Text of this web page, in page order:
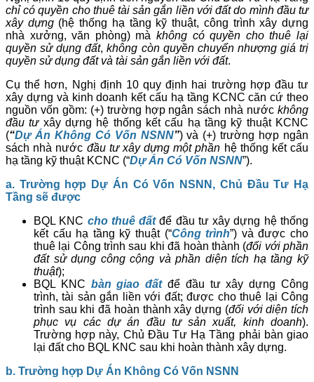
chỉ có quyền cho thuê tài sản gắn liền với đất do mình đầu tư
xây dựng(hệ thống hạ tầng kỹ thuật, công trình xây dựng
nhà xưởng, văn phòng) mà không có quyền cho thuê lại
quyền sử dụng đất,không còn quyền chuyển nhượng giá trị
quyền sử dụng đất và tài sản gắn liền với đất.
Cụ thể hơn, Nghị định 10 quy định hai trường hợp đầu tư
xây dựng và kinh doanh kết cấu hạ tầng KCNC căn cứ theo
nguồn vốn gồm: (+) trường hợp ngân sách nhà nước không
đầu tư xây dựng hệ thống kết cấu hạ tầng kỹ thuật KCNC
(“Dự Án Không Có Vốn NSNN”) và (+) trường hợp ngân
sách nhà nước đầu tư xây dựng một phần hệ thống kết cấu
hạ tầng kỹ thuật KCNC (“Dự Án Có Vốn NSNN”).
a. Trường hợp Dự Án Có Vốn NSNN, Chủ Đầu Tư Hạ
Tầng sẽ được
BQL KNC cho thuê đấtđể đầu tư xây dựng hệ thống
kết cấu hạ tầng kỹ thuật (“Công trình”) và được cho
thuê lại Công trình sau khi đã hoàn thành (đối với phần
đất sử dụng công cộng và phần diện tích hạ tầng kỹ
thuật);
BQL KNC bàn giao đấtđể đầu tư xây dựng Công
trình, tài sản gắn liền với đất; được cho thuê lại Công
trình sau khi đã hoàn thành xây dựng (đối với diện tích
phục vụ các dự án đầu tư sản xuất, kinh doanh).
Trường hợp này, Chủ Đầu Tư Hạ Tầng phải bàn giao
lại đất cho BQL KNC sau khi hoàn thành xây dựng.
b. Trường hợp Dự Án Không Có Vốn NSNN